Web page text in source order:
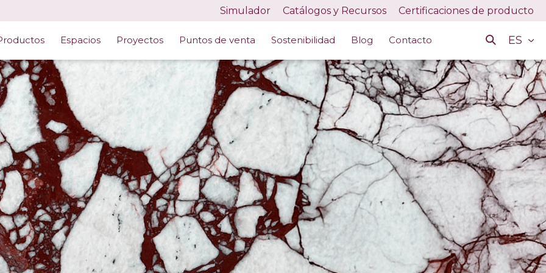
Simulador Catálogos y Recursos Certificaciones de producto
Espacios Proyectos Puntos de venta Sostenibilidad Blog Contacto ES